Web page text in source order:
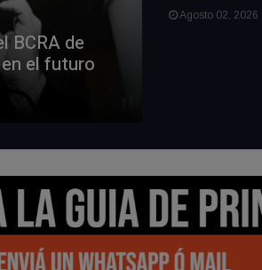
BCRA de
el futuro
Agosto 02, 2026